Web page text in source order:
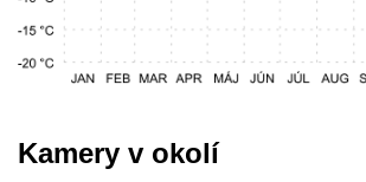
Kamery v okolí